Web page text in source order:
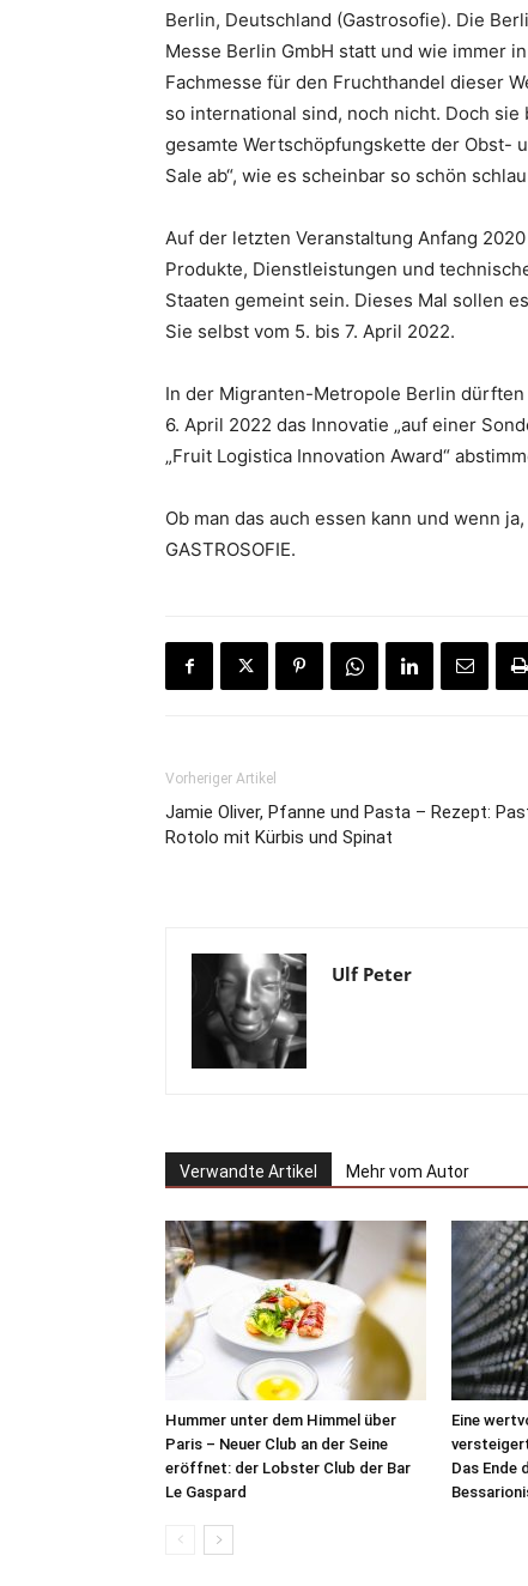
Berlin, Deutschland (Gastrosofie). Die
Messe Berlin GmbH statt und wie immer
Fachmesse für den Fruchthandel dieser
so international sind, noch nicht. Doch
gesamte Wertschöpfungskette der Obst-
Sale ab“, wie es scheinbar so schön
Auf der letzten Veranstaltung Anfang
Produkte, Dienstleistungen und
Staaten gemeint sein. Dieses Mal sollen
Sie selbst vom 5. bis 7. April 2022.
In der Migranten-Metropole Berlin
6. April 2022 das Innovatie „auf einer
„Fruit Logistica Innovation Award“
Ob man das auch essen kann und wenn
GASTROSOFIE.
Vorheriger Artikel
Jamie Oliver, Pfanne und Pasta – Rezept:
Rotolo mit Kürbis und Spinat
Ulf Peter
Verwandte Artikel Mehr vom Autor
Hummer unter dem Himmel über
Paris – Neuer Club an der Seine
eröffnet: der Lobster Club der Bar
Le Gaspard
Eine
Das Ende